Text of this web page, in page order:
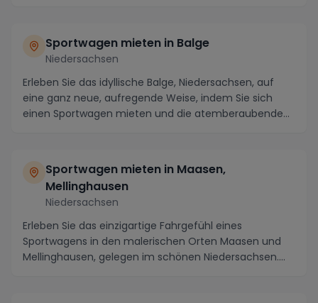
Sportwagen mieten in Balge
Niedersachsen
Erleben Sie das idyllische Balge, Niedersachsen, auf
eine ganz neue, aufregende Weise, indem Sie sich
einen Sportwagen mieten und die atemberaubende
Sportwagen mieten in Maasen,
Mellinghausen
Niedersachsen
Erleben Sie das einzigartige Fahrgefühl eines
Sportwagens in den malerischen Orten Maasen und
Mellinghausen, gelegen im schönen Niedersachsen.